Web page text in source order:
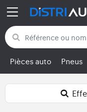
Retour aux
Pièces auto Pneus